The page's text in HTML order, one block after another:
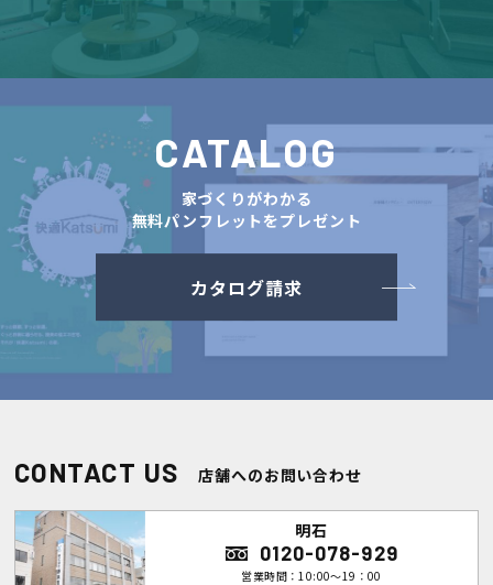
CATALOG
家づくりがわかる
無料パンフレットをプレゼント
カタログ請求
CONTACT US 店舗へのお問い合わせ
明石
0120-078-929
営業時間：10:00～19：00